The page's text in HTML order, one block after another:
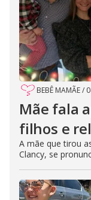
BEBÊ MAMÃE/
Mãe fala
filhos e
A mãe que tirou
Clancy, se